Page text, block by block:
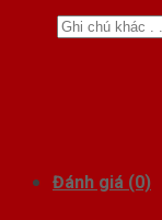
Đánh giá (0)